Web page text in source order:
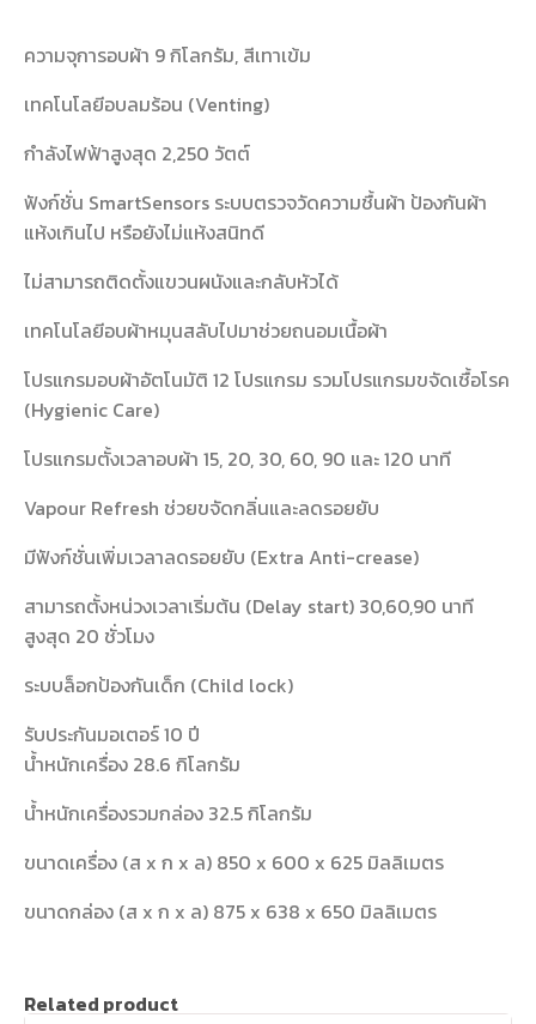
ความจุการอบผ้า 9 กิโลกรัม, สีเทาเข้ม
เทคโนโลยีอบลมร้อน (Venting)
กำลังไฟฟ้าสูงสุด 2,250 วัตต์
ฟังก์ชั่น SmartSensors ระบบตรวจวัดความชื้นผ้า ป้องกันผ้า
แห้งเกินไป หรือยังไม่แห้งสนิทดี
ไม่สามารถติดตั้งแขวนผนังและกลับหัวได้
เทคโนโลยีอบผ้าหมุนสลับไปมาช่วยถนอมเนื้อผ้า
โปรแกรมอบผ้าอัตโนมัติ 12 โปรแกรม รวมโปรแกรมขจัดเชื้อโรค
(Hygienic Care)
โปรแกรมตั้งเวลาอบผ้า 15, 20, 30, 60, 90 และ 120 นาที
Vapour Refresh ช่วยขจัดกลิ่นและลดรอยยับ
มีฟังก์ชั่นเพิ่มเวลาลดรอยยับ (Extra Anti-crease)
สามารถตั้งหน่วงเวลาเริ่มต้น (Delay start) 30,60,90 นาที
สูงสุด 20 ชั่วโมง
ระบบล็อกป้องกันเด็ก (Child lock)
รับประกันมอเตอร์ 10 ปี
น้ำหนักเครื่อง 28.6 กิโลกรัม
น้ำหนักเครื่องรวมกล่อง 32.5 กิโลกรัม
ขนาดเครื่อง (ส x ก x ล) 850 x 600 x 625 มิลลิเมตร
ขนาดกล่อง (ส x ก x ล) 875 x 638 x 650 มิลลิเมตร
Related product